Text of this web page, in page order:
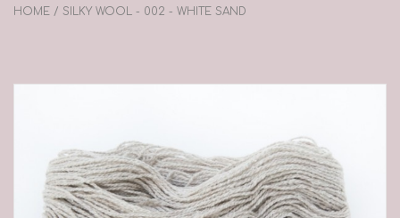
HOME / SILKY WOOL - 002 - WHITE SAND